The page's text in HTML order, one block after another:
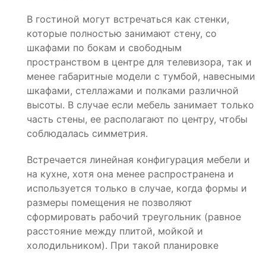
В гостиной могут встречаться как стенки,
которые полностью занимают стену, со
шкафами по бокам и свободным
пространством в центре для телевизора, так и
менее габаритные модели с тумбой, навесными
шкафами, стеллажами и полками различной
высоты. В случае если мебель занимает только
часть стены, ее располагают по центру, чтобы
соблюдалась симметрия.
Встречается линейная конфигурация мебели и
на кухне, хотя она менее распространена и
используется только в случае, когда формы и
размеры помещения не позволяют
сформировать рабочий треугольник (равное
расстояние между плитой, мойкой и
холодильником). При такой планировке